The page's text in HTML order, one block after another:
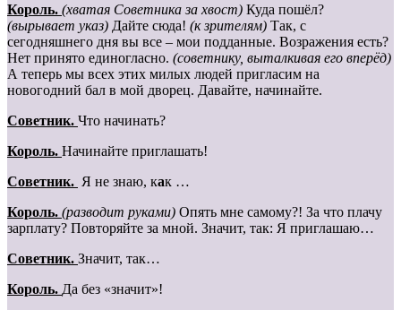
Король. (хватая Советника за хвост) Куда пошёл?
(вырывает указ) Дайте сюда! (к зрителям) Так, с
сегодняшнего дня вы все – мои подданные. Возражения есть?
Нет принято единогласно. (советнику, выталкивая его вперёд)
А теперь мы всех этих милых людей пригласим на
новогодний бал в мой дворец. Давайте, начинайте.
Cоветник. Что начинать?
Король. Начинайте приглашать!
Cоветник. Я не знаю, как …
Король. (разводит руками) Опять мне самому?! За что плачу
зарплату? Повторяйте за мной. Значит, так: Я приглашаю…
Cоветник. Значит, так…
Король. Да без «значит»!